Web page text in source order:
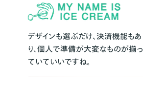
デザインも選ぶだけ、決済機能もあ
り、個人で準備が大変なものが揃っ
ていていいですね。